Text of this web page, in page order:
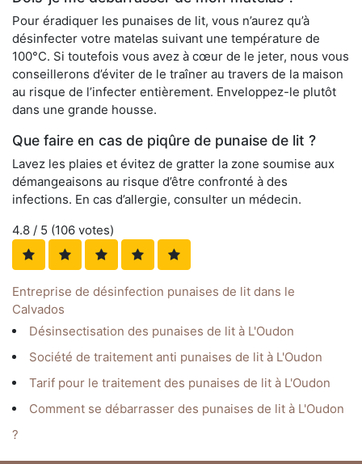
Pour éradiquer les punaises de lit, vous n’aurez qu’à
désinfecter votre matelas suivant une température de
100°C. Si toutefois vous avez à cœur de le jeter, nous vous
conseillerons d’éviter de le traîner au travers de la maison
au risque de l’infecter entièrement. Enveloppez-le plutôt
dans une grande housse.
Que faire en cas de piqûre de punaise de lit ?
Lavez les plaies et évitez de gratter la zone soumise aux
démangeaisons au risque d’être confronté à des
infections. En cas d’allergie, consulter un médecin.
4.8 / 5 (106 votes)
Entreprise de désinfection punaises de lit dans le
Calvados
Désinsectisation des punaises de lit à L'Oudon
Société de traitement anti punaises de lit à L'Oudon
Tarif pour le traitement des punaises de lit à L'Oudon
Comment se débarrasser des punaises de lit à L'Oudon
?